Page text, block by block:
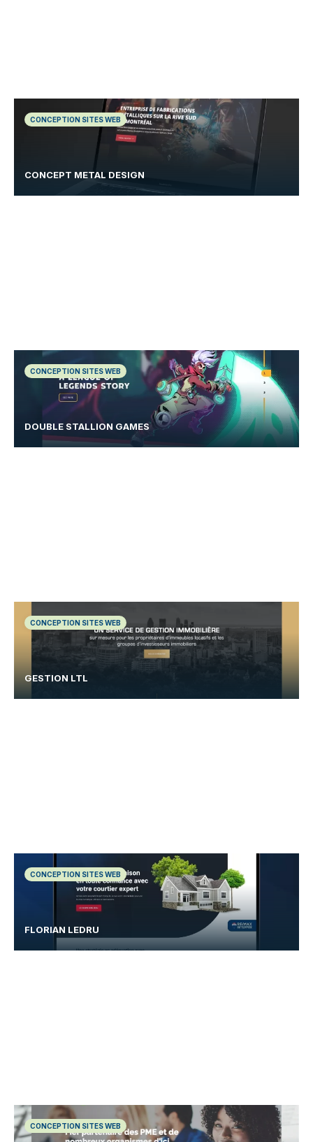
CONCEPTION SITES WEB
CONCEPT METAL DESIGN
CONCEPTION SITES WEB
DOUBLE STALLION GAMES
CONCEPTION SITES WEB
GESTION LTL
CONCEPTION SITES WEB
FLORIAN LEDRU
CONCEPTION SITES WEB